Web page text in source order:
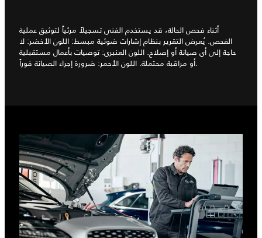
أثناء فحص الحالة، قد يستخدم الفني تسجيلاً مرئياً لتوثيق عملية
الفحص. يُعرض التقرير بنظام إشارات ضوئية مبسط: اللون الأخضر: لا
حاجة إلى أي صيانة أو إصلاح. اللون العنبري: توصيات بأعمال مستقبلية
أو مراقبة محتملة. اللون الأحمر: ضرورة إجراء الصيانة فوراً.